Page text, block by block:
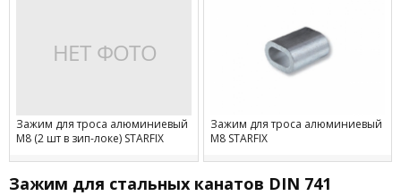
Зажим для троса алюминиевый
М8 (2 шт в зип-локе) STARFIX
Зажим для троса алюминиевый
М8 STARFIX
Зажим для стальных канатов DIN 741